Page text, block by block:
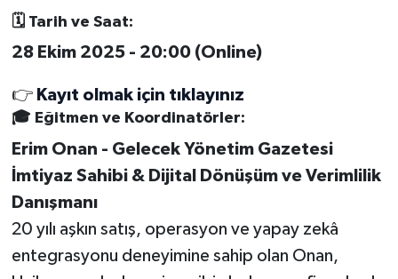
🗓 Tarih ve Saat:
28 Ekim 2025 - 20:00 (Online)
👉 Kayıt olmak için tıklayınız
🎓 Eğitmen ve Koordinatörler:
Erim Onan - Gelecek Yönetim Gazetesi
İmtiyaz Sahibi & Dijital Dönüşüm ve Verimlilik
Danışmanı
20 yılı aşkın satış, operasyon ve yapay zekâ
entegrasyonu deneyimine sahip olan Onan,